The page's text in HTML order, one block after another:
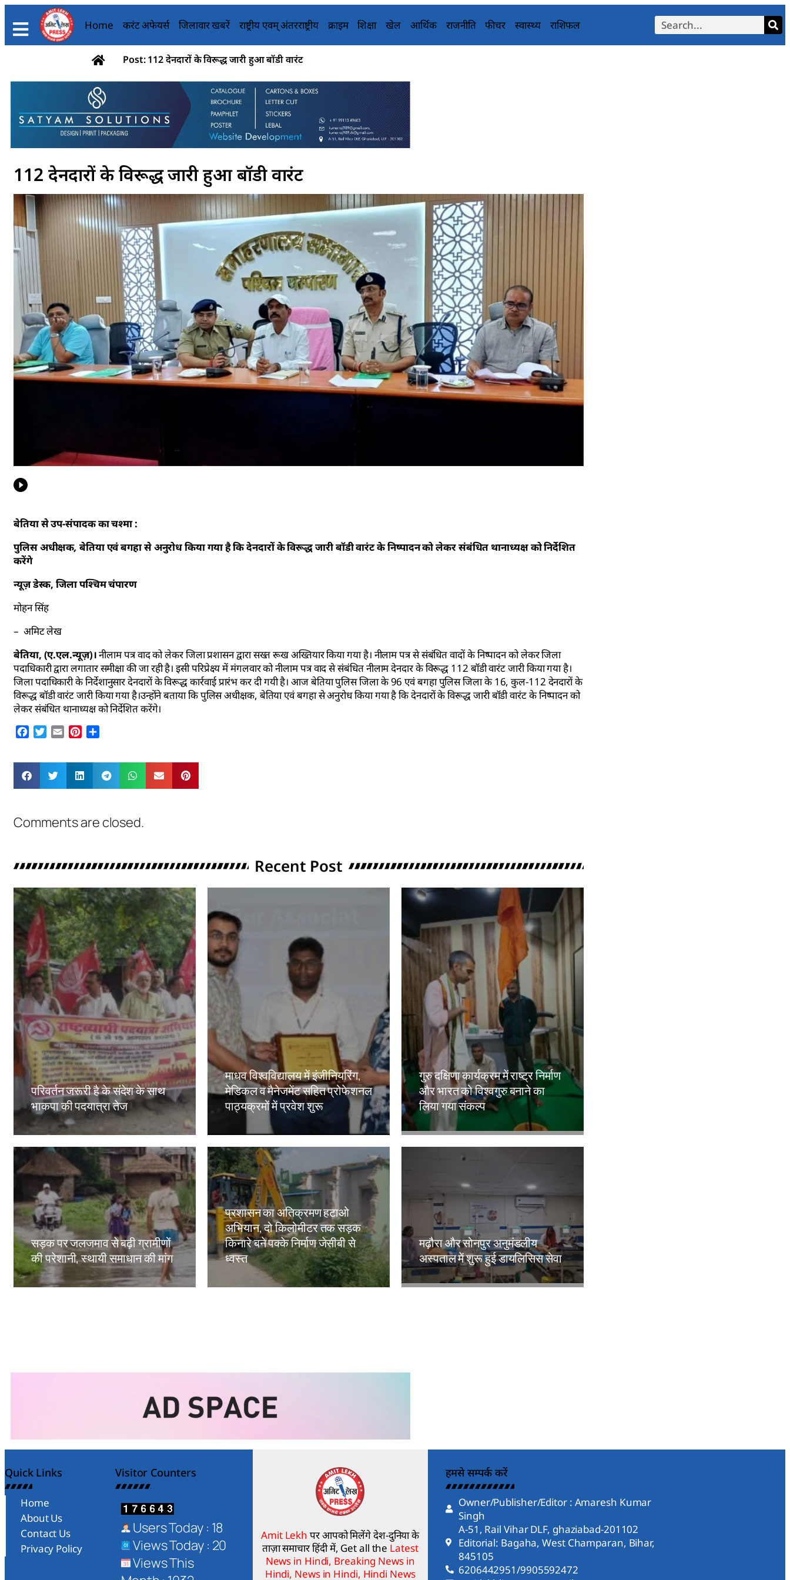
Home करंट अफेयर्स जिलावार खबरें राष्ट्रीय एवम् अंतरराष्ट्रीय क्राइम शिक्षा खेल आर्थिक राजनीति फीचर स्वास्थ्य राशिफल
Post: 112 देनदारों के विरूद्ध जारी हुआ बॉडी वारंट
112 देनदारों के विरूद्ध जारी हुआ बॉडी वारंट
बेतिया से उप-संपादक का चश्मा :
पुलिस अधीक्षक, बेतिया एवं बगहा से अनुरोध किया गया है कि देनदारों के विरूद्ध जारी बॉडी वारंट के निष्पादन को लेकर संबंधित थानाध्यक्ष को निर्देशित
करेंगे
न्यूज़ डेस्क, जिला पश्चिम चंपारण
मोहन सिंह
– अमिट लेख
बेतिया, (ए.एल.न्यूज़)।नीलाम पत्र वाद को लेकर जिला प्रशासन द्वारा सख्त रूख अख्तियार किया गया है। नीलाम पत्र से संबंधित वादों के निष्पादन को लेकर जिला
पदाधिकारी द्वारा लगातार समीक्षा की जा रही है। इसी परिप्रेक्ष्य में मंगलवार को नीलाम पत्र वाद से संबंधित नीलाम देनदार के विरूद्ध 112 बॉडी वारंट जारी किया गया है।
जिला पदाधिकारी के निर्देशानुसार देनदारों के विरूद्ध कार्रवाई प्रारंभ कर दी गयी है। आज बेतिया पुलिस जिला के 96 एवं बगहा पुलिस जिला के 16, कुल-112 देनदारों के
विरूद्ध बॉडी वारंट जारी किया गया है।उन्होंने बताया कि पुलिस अधीक्षक, बेतिया एवं बगहा से अनुरोध किया गया है कि देनदारों के विरूद्ध जारी बॉडी वारंट के निष्पादन को
लेकर संबंधित थानाध्यक्ष को निर्देशित करेंगे।
Facebook
Twitter
Email Pinterest
Comments are closed.
Recent Post
परिवर्तन जरूरी है के संदेश के साथ
भाकपा की पदयात्रा तेज
Amit Lekh
माधव विश्वविद्यालय में इंजीनियरिंग,
मेडिकल व मैनेजमेंट सहित प्रोफेशनल
पाठ्यक्रमों में प्रवेश शुरू
गुरु दक्षिणा कार्यक्रम में राष्ट्र निर्माण
और भारत को विश्वगुरु बनाने का
लिया गया संकल्प
Amit Lekh
सड़क पर जलजमाव से बढ़ी ग्रामीणों
की परेशानी, स्थायी समाधान की मांग
Amit Lekh
प्रशासन का अतिक्रमण हटाओ
अभियान, दो किलोमीटर तक सड़क
किनारे बने पक्के निर्माण जेसीबी से
ध्वस्त
मढ़ौरा और सोनपुर अनुमंडलीय
अस्पताल में शुरू हुई डायलिसिस सेवा
Amit Lekh
Quick Links
Home
About Us
Contact Us
Privacy Policy
Visitor Counters
Users Today : 18
Views Today : 20
Views This
Amit Lekh पर आपको मिलेंगे देश-दुनिया के
ताज़ा समाचार हिंदी में, Get all the Latest
News in Hindi, Breaking News in
Hindi, News in Hindi, Hindi News
हमसे सम्पर्क करें
Owner/Publisher/Editor : Amaresh Kumar
Singh
A-51, Rail Vihar DLF, ghaziabad-201102
Editorial: Bagaha, West Champaran, Bihar,
845105
6206442951/9905592472